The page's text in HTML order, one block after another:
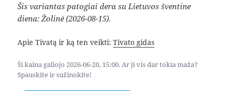
Šis variantas patogiai dera su Lietuvos šventine
diena: Žolinė (2026-08-15).
Apie Tivatą ir ką ten veikti:Tivato gidas
Ši kaina galiojo 2026-06-20, 15:00. Ar ji vis dar tokia maža?
Spauskite ir sužinokite!